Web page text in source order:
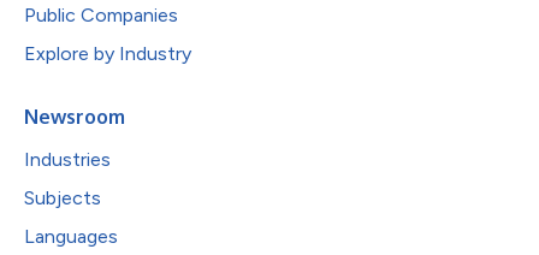
Public Companies
Explore by Industry
Newsroom
Industries
Subjects
Languages